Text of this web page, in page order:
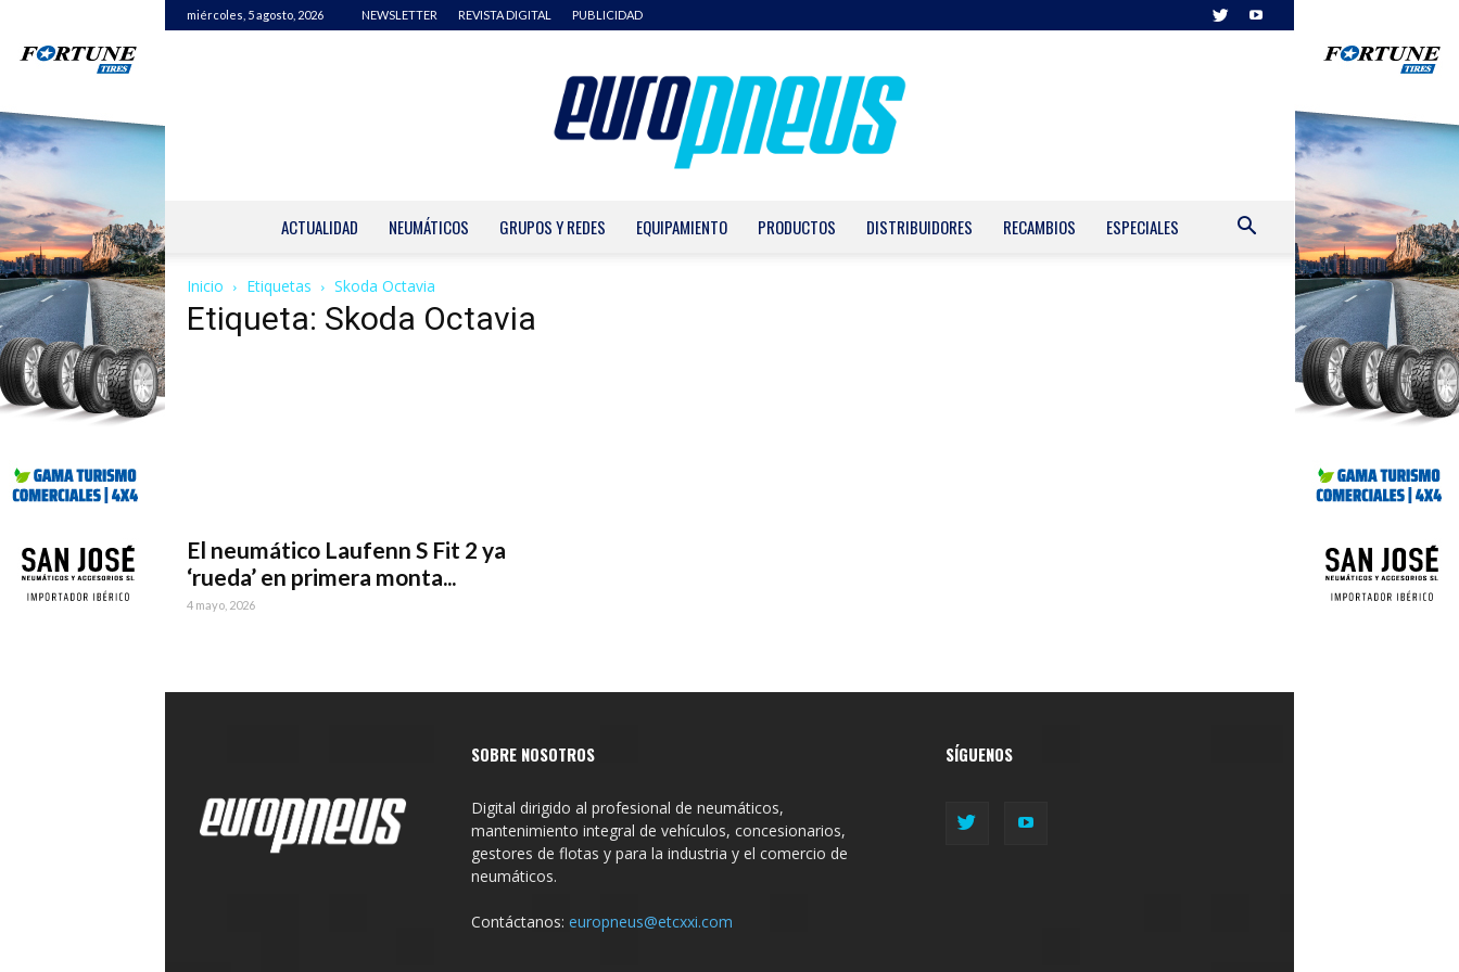
miércoles, 5 agosto, 2026 NEWSLETTER REVISTA DIGITAL PUBLICIDAD
ACTUALIDAD NEUMÁTICOS GRUPOS Y REDES EQUIPAMIENTO PRODUCTOS DISTRIBUIDORES RECAMBIOS ESPECIALES
Inicio Etiquetas Skoda Octavia
Etiqueta: Skoda Octavia
El neumático Laufenn S Fit 2 ya
‘rueda’ en primera monta...
4 mayo, 2026
SOBRE NOSOTROS
Digital dirigido al profesional de neumáticos,
mantenimiento integral de vehículos, concesionarios,
gestores de flotas y para la industria y el comercio de
neumáticos.
Contáctanos: europneus@etcxxi.com
SÍGUENOS